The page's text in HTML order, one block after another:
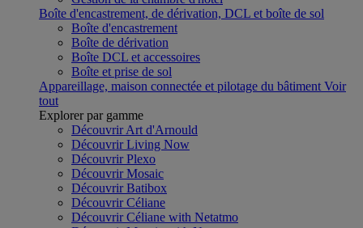
Boîte d'encastrement, de dérivation, DCL et boîte de sol
Boîte d'encastrement
Boîte de dérivation
Boîte DCL et accessoires
Boîte et prise de sol
Appareillage, maison connectée et pilotage du bâtiment Voir
tout
Explorer par gamme
Découvrir Art d'Arnould
Découvrir Living Now
Découvrir Plexo
Découvrir Mosaic
Découvrir Batibox
Découvrir Céliane
Découvrir Céliane with Netatmo